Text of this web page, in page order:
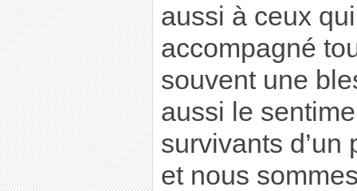
aussi à ceux
accompagné
souvent une
aussi le
survivants d’un
et nous